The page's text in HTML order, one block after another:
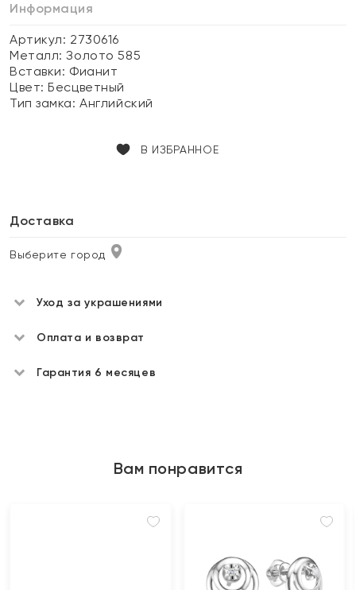
Информация
Артикул: 2730616
Металл:Золото 585
Вставки: Фианит
Цвет:Бесцветный
Тип замка:Английский
В ИЗБРАННОЕ
Доставка
Выберите город
Уход за украшениями
Оплата и возврат
Гарантия 6 месяцев
Вам понравится